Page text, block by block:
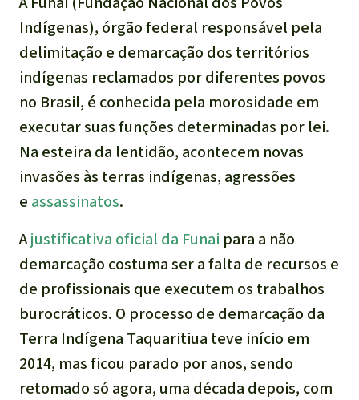
Indígenas), órgão federal responsável pela
delimitação e demarcação dos territórios
indígenas reclamados por diferentes povos
no Brasil, é conhecida pela morosidade em
executar suas funções determinadas por lei.
Na esteira da lentidão, acontecem novas
invasões às terras indígenas, agressões
e assassinatos.
Ajustificativa oficial da Funai para a não
demarcação costuma ser a falta de recursos e
de profissionais que executem os trabalhos
burocráticos. O processo de demarcação da
Terra Indígena Taquaritiua teve início em
2014, mas ficou parado por anos, sendo
retomado só agora, uma década depois, com